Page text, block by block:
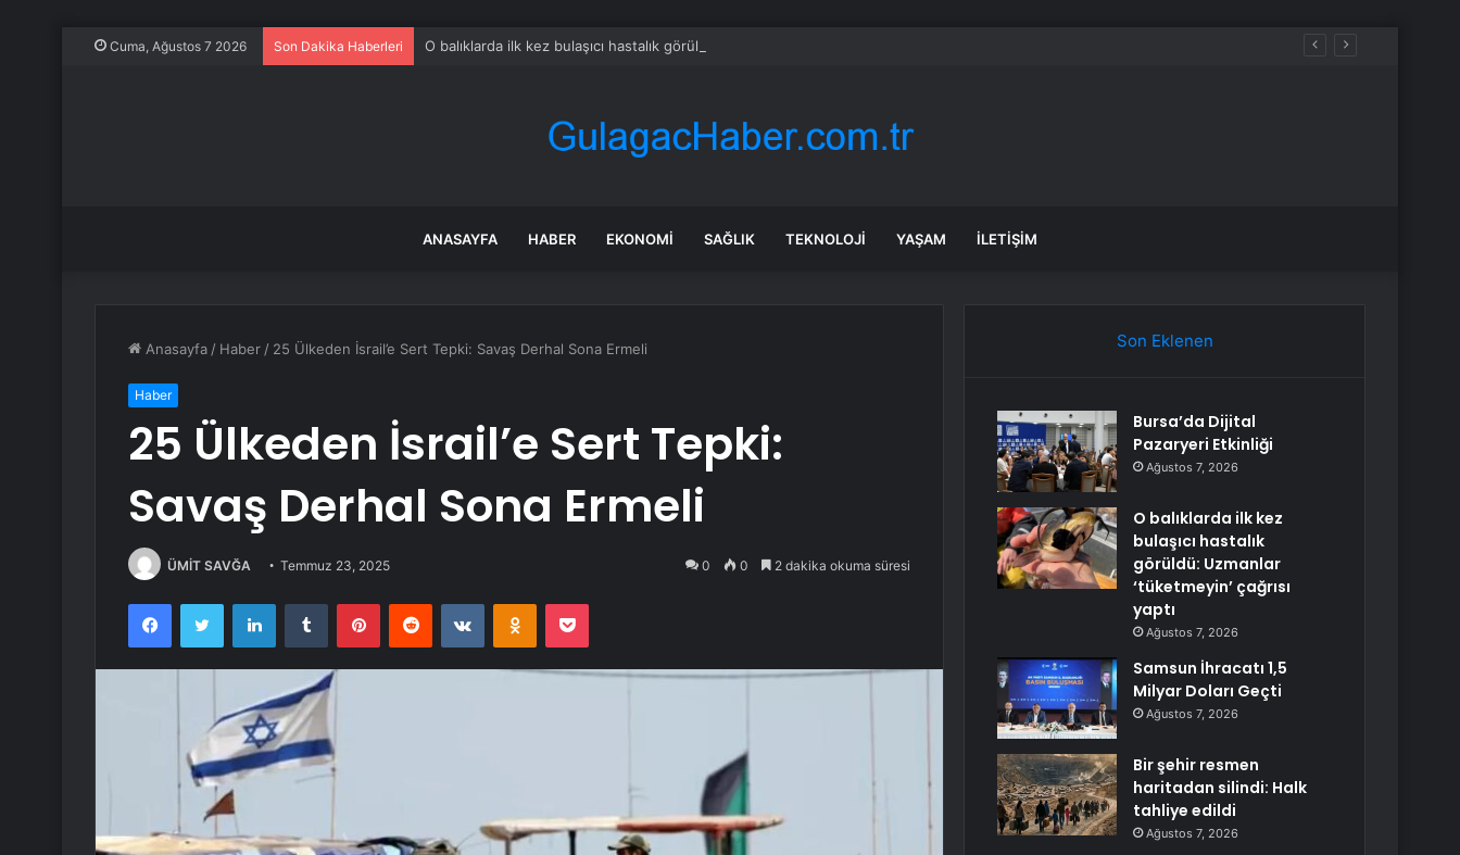
Cuma, Ağustos 7 2026 Son Dakika Haberleri O balıklarda ilk kez bulaşıcı hastalık görüldü: Uzmanlar ‘tüketmeyin’ çağrısı yaptı
ANASAYFA HABER EKONOMI SAĞLIK TEKNOLOJI YAŞAM İLETIŞIM
Anasayfa / Haber / 25 Ülkeden İsrail’e Sert Tepki: Savaş Derhal Sona Ermeli
Haber
25 Ülkeden İsrail’e Sert Tepki:
Savaş Derhal Sona Ermeli
ÜMİT SAVĞA Temmuz 23, 2025 0 0 2 dakika okuma süresi
FacebookTwitter LinkedInTumblr PinterestReddit VKontakteOdnoklassniki
Pocket
Son Eklenen
Bursa’da Dijital
Pazaryeri Etkinliği
Ağustos 7, 2026
O balıklarda ilk kez
bulaşıcı hastalık
görüldü: Uzmanlar
‘tüketmeyin’ çağrısı
yaptı
Ağustos 7, 2026
Samsun İhracatı 1,5
Milyar Doları Geçti
Ağustos 7, 2026
Bir şehir resmen
haritadan silindi: Halk
tahliye edildi
Ağustos 7, 2026